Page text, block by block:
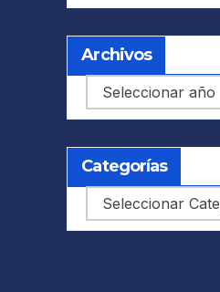
Archivos
Archivos
Categorías
Categorías